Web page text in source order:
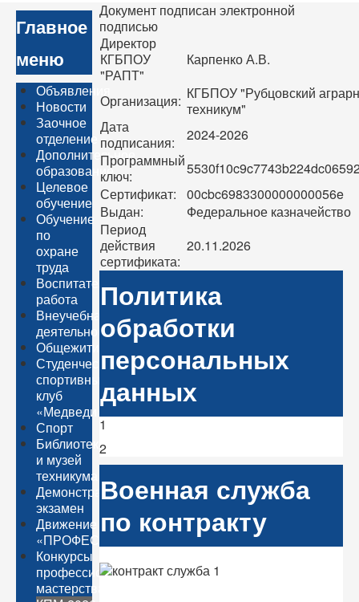
Главное
меню
Объявления
Новости
Заочное
отделение
Дополнительное
образование
Целевое
обучение
Обучение
по
охране
труда
Воспитательная
работа
Внеучебная
деятельность
Общежитие
Студенческий
спортивный
клуб
«Медведи»
Спорт
Библиотека
и музей
техникума
Демонстрационный
экзамен
Движение
«ПРОФЕССИОНАЛЫ»
Конкурсы
профессионального
мастерства
Документ подписан электронной
подписью
Директор
КГБПОУ
"РАПТ"
Карпенко А.В.
Организация: КГБПОУ "Рубцовский
техникум"
Дата
подписания:
2024-2026
Программный
ключ:
Сертификат:
00cbc6983300000000056e
Выдан:
Федеральное казначейство
Период
действия
сертификата:
20.11.2026
Политика
обработки
персональных
данных
1
2
Военная служба
по контракту